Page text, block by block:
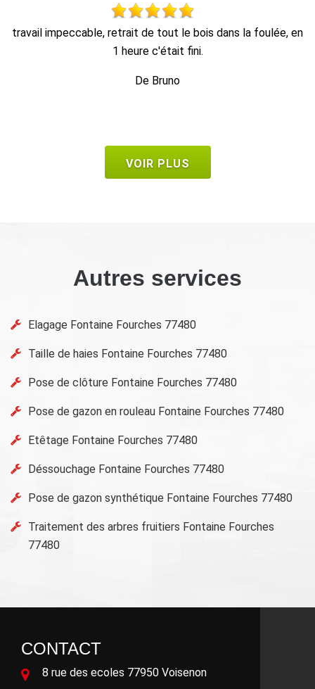
en
Travail d’élagage impeccable équipe très sympathique À
recommander
De Frank
VOIR PLUS
Autres services
Elagage Fontaine Fourches 77480
Taille de haies Fontaine Fourches 77480
Pose de clôture Fontaine Fourches 77480
Pose de gazon en rouleau Fontaine Fourches 77480
Etêtage Fontaine Fourches 77480
Déssouchage Fontaine Fourches 77480
Pose de gazon synthétique Fontaine Fourches 77480
Traitement des arbres fruitiers Fontaine Fourches
77480
CONTACT
8 rue des ecoles 77950 Voisenon